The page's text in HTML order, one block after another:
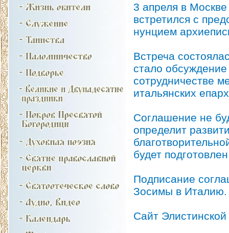
3 апреля в
встретился с
нунцием
Встреча
стало
сотрудничестве
итальянских
Соглашение не
определит
будет
Подписание
Зосимы в Италию.
Сайт